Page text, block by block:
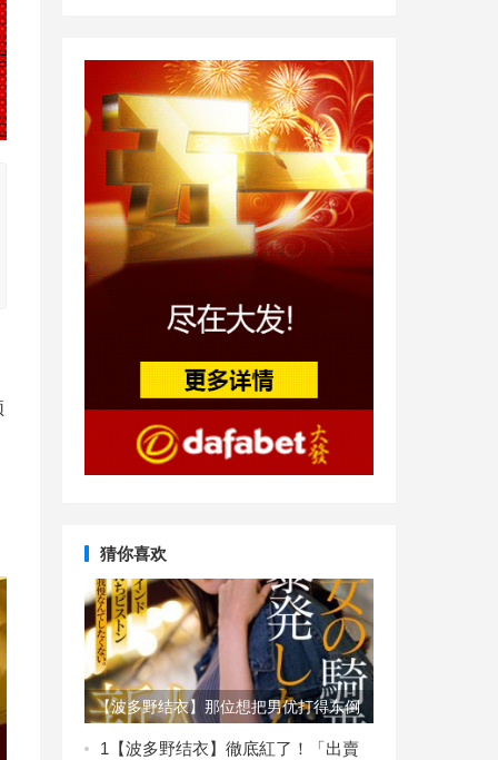
猜你喜欢
【波多野结衣】那位想把男优打得东倒
西歪的护士「葉月なぎさ(叶月渚)」竟
1 【波多野结衣】徹底紅了！「出賣